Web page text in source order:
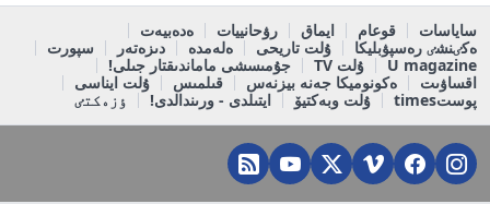
ساياسات قوعام ايماق رۋحانييات
ەدەبيەت
ەكٸنشٸ رەسپۋبليكا
ۇلت تاريحى ەلەمدە دىزەتەر
سپورت
U magazine
ۇلت TV
جۇمىسشى ماماندىقتار جىلى!
اقساۋىت
ەكونوميكا جەنە بيزنەس قىلمىس
ۇلت ايناسى
پوستtimes
ۇلت وبەكتيۆ ايتىلدى - ورىندالدى! ٶزەكتٸ